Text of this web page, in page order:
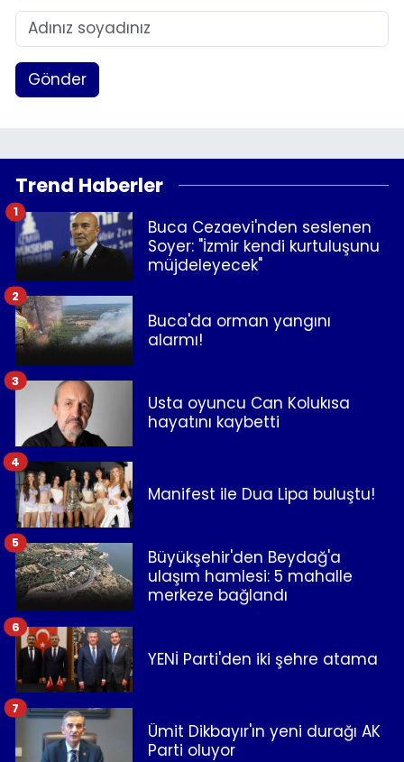
Gönder
Trend Haberler
Buca Cezaevi'nden seslenen
Soyer: "İzmir kendi kurtuluşunu
müjdeleyecek"
1
Buca'da orman yangını
alarmı!
2
Usta oyuncu Can Kolukısa
hayatını kaybetti
3
Manifest ile Dua Lipa buluştu!
4
Büyükşehir'den Beydağ'a
ulaşım hamlesi: 5 mahalle
merkeze bağlandı
5
YENİ Parti'den iki şehre atama
6
Ümit Dikbayır'ın yeni durağı AK
Parti oluyor
7